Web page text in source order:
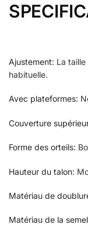
Ajustement: La
habituelle.
Avec plateformes:
Couverture
Forme des orteils:
Hauteur du talon:
Matériau de
Matériau de la